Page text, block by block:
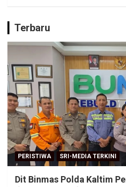
Terbaru
PERISTIWA SRI-MEDIA TERKINI
Dit Binmas Polda Kaltim